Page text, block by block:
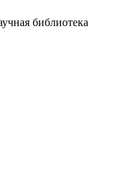
библиотека